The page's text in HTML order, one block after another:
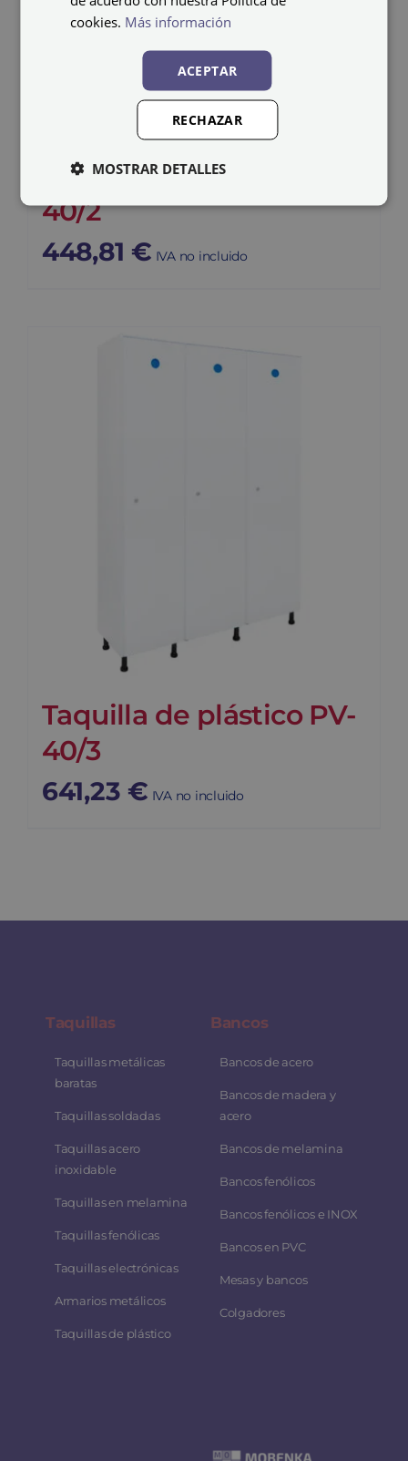
Taquilla de plástico PV-
40/2
448,81 € IVA no incluido
Taquilla de plástico PV-
40/3
641,23 € IVA no incluido
Taquillas
Taquillas metálicas
baratas
Taquillas soldadas
Taquillas acero
inoxidable
Taquillas en melamina
Taquillas fenólicas
Taquillas electrónicas
Armarios metálicos
Taquillas de plástico
Bancos
Bancos de acero
Bancos de madera y
acero
Bancos de melamina
Bancos fenólicos
Bancos fenólicos e INOX
Bancos en PVC
Mesas y bancos
Colgadores
cookies. Más información
ACEPTAR
RECHAZAR
MOSTRAR DETALLES